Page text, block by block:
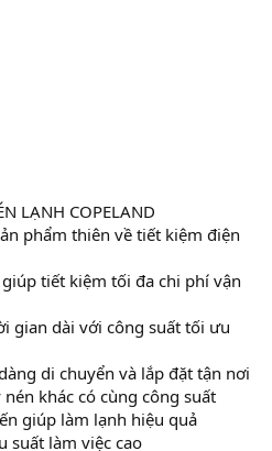
LẠNH COPELAND
phẩm thiên về tiết kiệm điện
tiết kiệm tối đa chi phí vận
gian dài với công suất tối ưu
di chuyển và lắp đặt tận nơi
khác có cùng công suất
giúp làm lạnh hiệu quả
suất làm việc cao